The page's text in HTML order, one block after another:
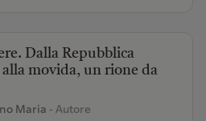
Dalla Repubblica
movida, un rione da
Maria - Autore